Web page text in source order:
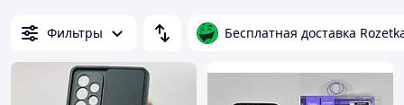
Фильтры Бесплатная доставка